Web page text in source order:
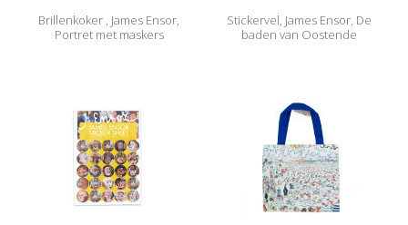
Brillenkoker , James Ensor,
Portret met maskers
Stickervel, James Ensor, De
baden van Oostende